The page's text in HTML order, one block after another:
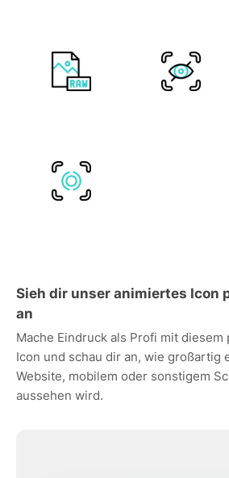
Sieh dir unser animiertes Icon
an
Mache Eindruck als Profi mit
Icon und schau dir an, wie großartig
Website, mobilem oder sonstigem
aussehen wird.